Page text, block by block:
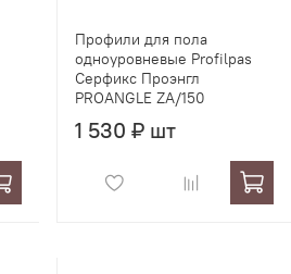
Профили для пола
одноуровневые Profilpas
Серфикс Проэнгл
PROANGLE ZA/150
1 530 ₽ шт